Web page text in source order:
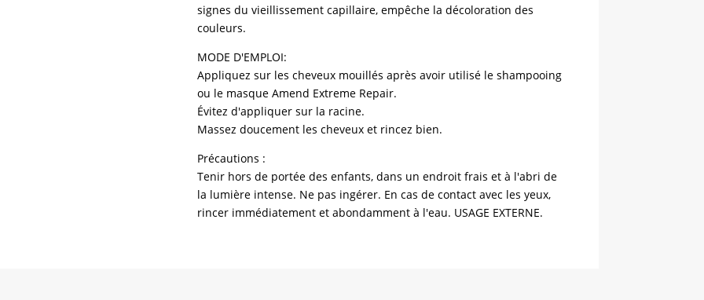
signes du vieillissement capillaire, empêche la décoloration des
couleurs.
MODE D'EMPLOI:
Appliquez sur les cheveux mouillés après avoir utilisé le shampooing
ou le masque Amend Extreme Repair.
Évitez d'appliquer sur la racine.
Massez doucement les cheveux et rincez bien.
Précautions :
Tenir hors de portée des enfants, dans un endroit frais et à l'abri de
la lumière intense. Ne pas ingérer. En cas de contact avec les yeux,
rincer immédiatement et abondamment à l'eau. USAGE EXTERNE.